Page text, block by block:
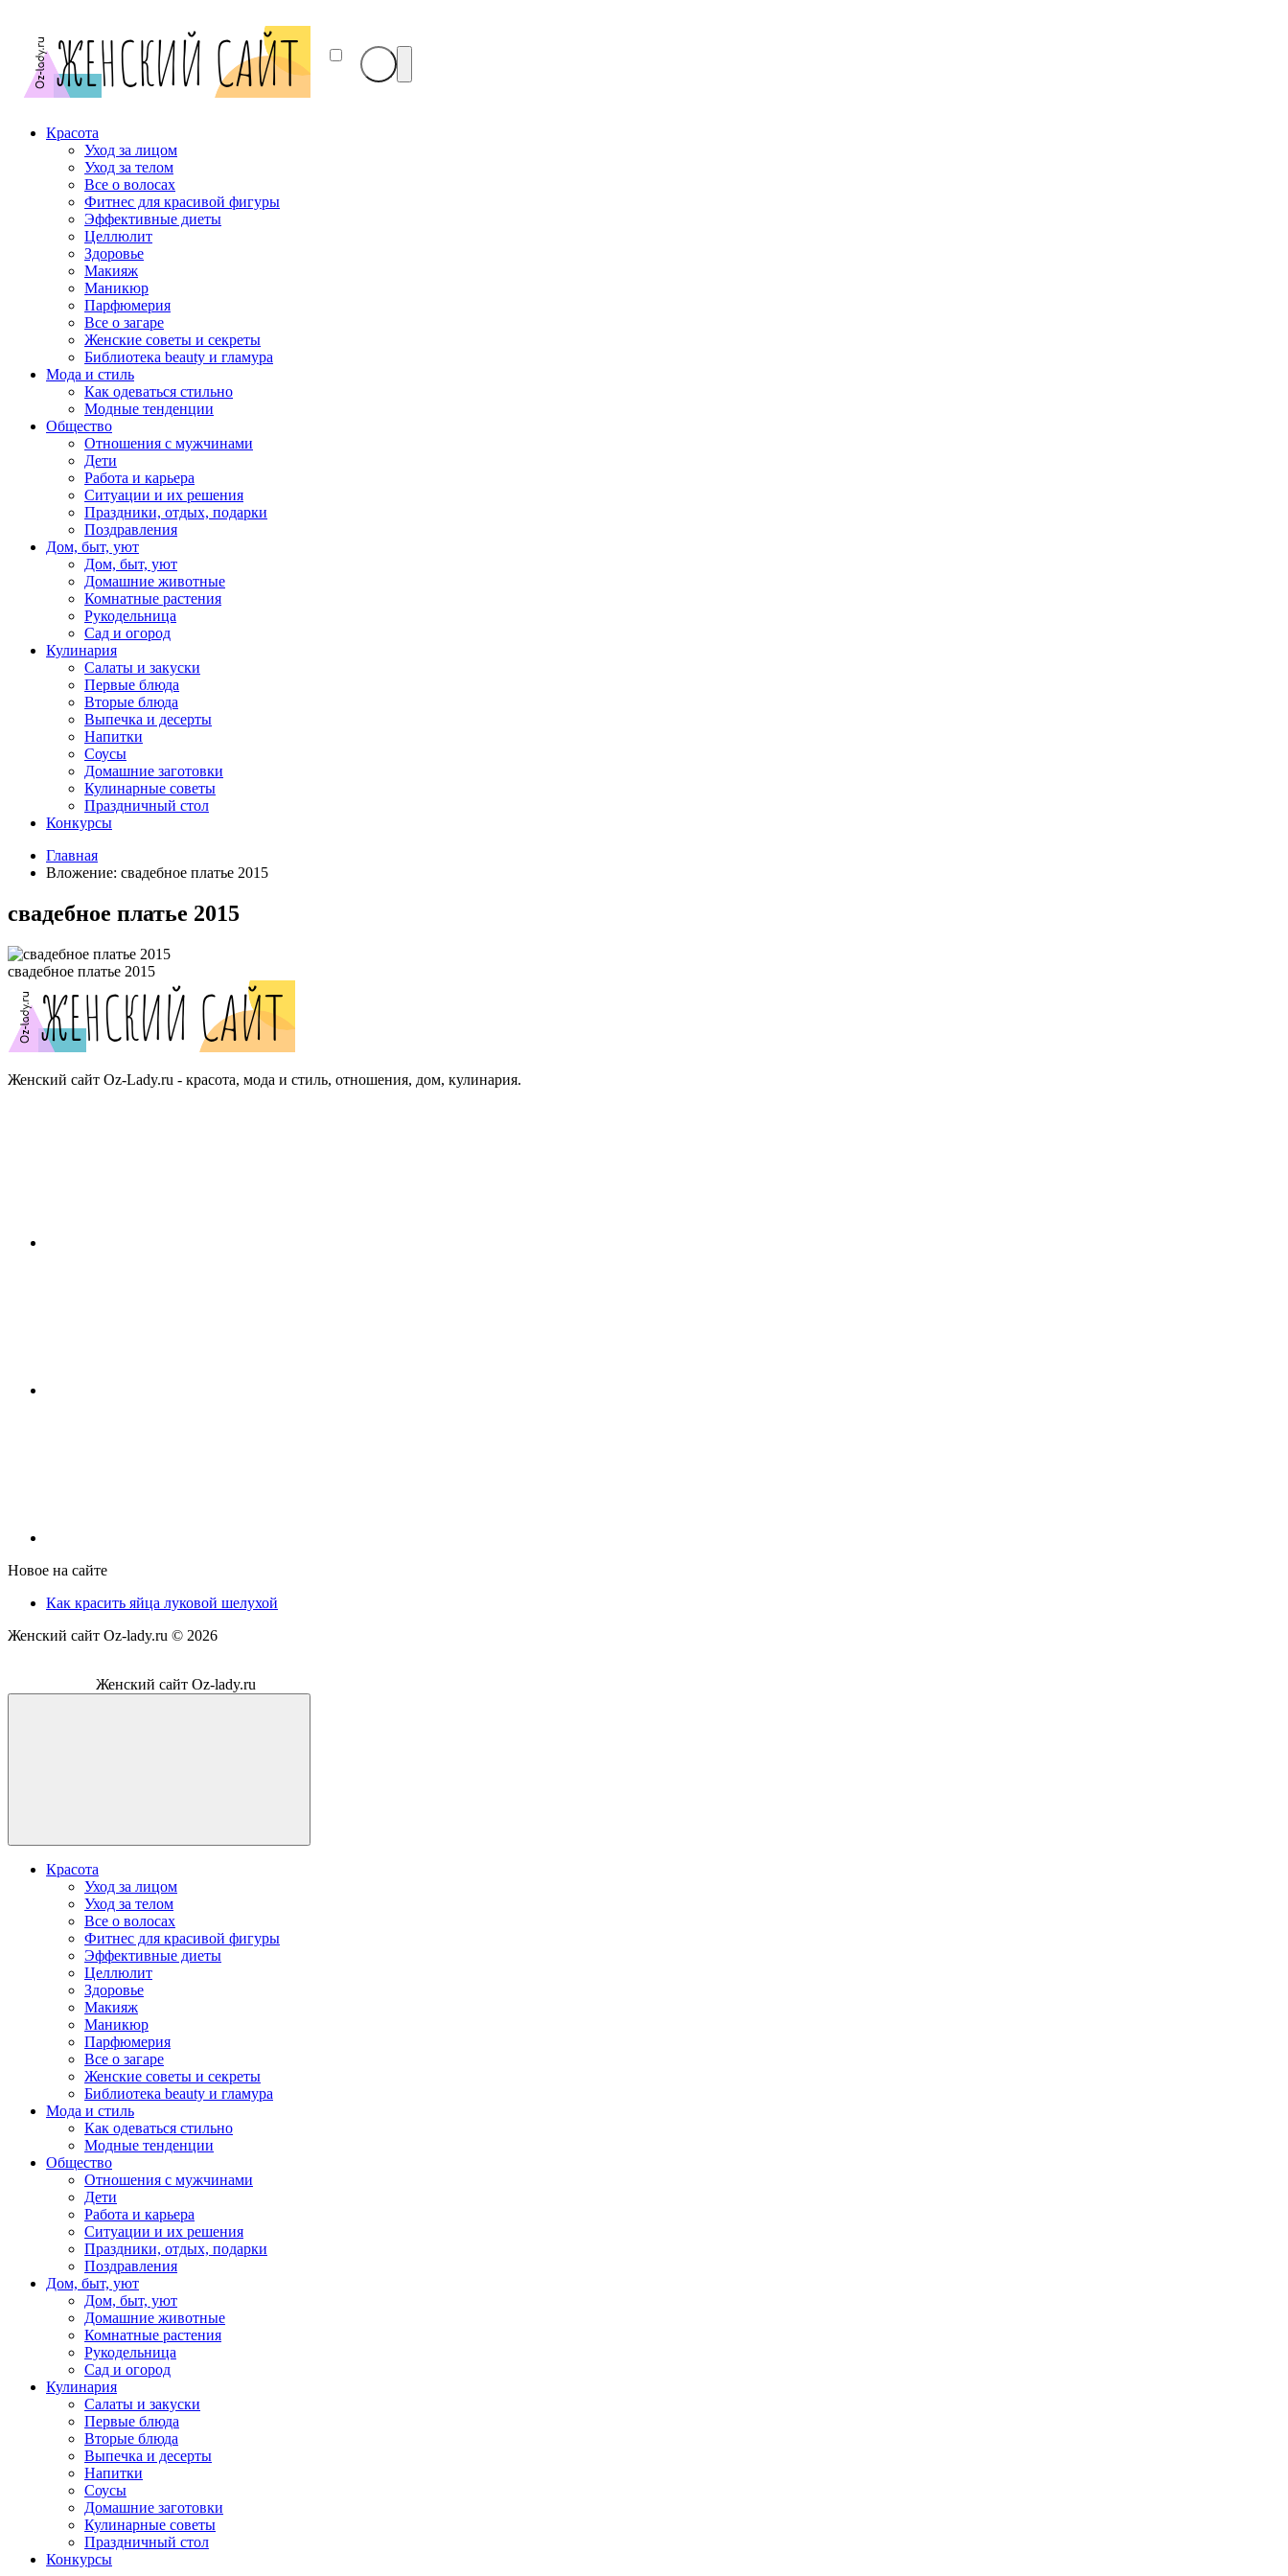
Красота
Уход за лицом
Уход за телом
Все о волосах
Фитнес для красивой фигуры
Эффективные диеты
Целлюлит
Здоровье
Макияж
Маникюр
Парфюмерия
Все о загаре
Женские советы и секреты
Библиотека beauty и гламура
Мода и стиль
Как одеваться стильно
Модные тенденции
Общество
Отношения с мужчинами
Дети
Работа и карьера
Ситуации и их решения
Праздники, отдых, подарки
Поздравления
Дом, быт, уют
Дом, быт, уют
Домашние животные
Комнатные растения
Рукодельница
Сад и огород
Кулинария
Салаты и закуски
Первые блюда
Вторые блюда
Выпечка и десерты
Напитки
Соусы
Домашние заготовки
Кулинарные советы
Праздничный стол
Конкурсы
Главная
Вложение: свадебное платье 2015
свадебное платье 2015
свадебное платье 2015
Женский сайт Oz-Lady.ru - красота, мода и стиль, отношения, дом, кулинария.
Новое на сайте
Как красить яйца луковой шелухой
Женский сайт Oz-lady.ru © 2026
Женский сайт Oz-lady.ru
Красота
Уход за лицом
Уход за телом
Все о волосах
Фитнес для красивой фигуры
Эффективные диеты
Целлюлит
Здоровье
Макияж
Маникюр
Парфюмерия
Все о загаре
Женские советы и секреты
Библиотека beauty и гламура
Мода и стиль
Как одеваться стильно
Модные тенденции
Общество
Отношения с мужчинами
Дети
Работа и карьера
Ситуации и их решения
Праздники, отдых, подарки
Поздравления
Дом, быт, уют
Дом, быт, уют
Домашние животные
Комнатные растения
Рукодельница
Сад и огород
Кулинария
Салаты и закуски
Первые блюда
Вторые блюда
Выпечка и десерты
Напитки
Соусы
Домашние заготовки
Кулинарные советы
Праздничный стол
Конкурсы